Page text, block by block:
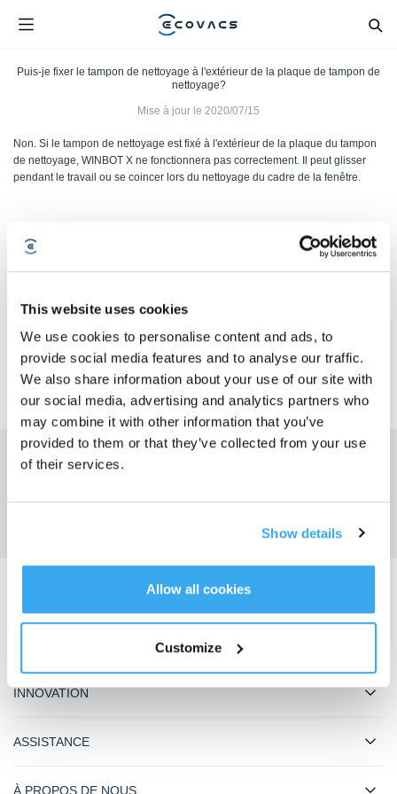
This website uses cookies
We use cookies to personalise content and ads, to
provide social media features and to analyse our traffic.
We also share information about your use of our site with
our social media, advertising and analytics partners who
may combine it with other information that you’ve
provided to them or that they’ve collected from your use
of their services.
Show details
Allow all cookies
Customize
Puis-je fixer le tampon de nettoyage à l'extérieur de la plaque de tampon de
nettoyage?
Mise à jour le 2020/07/15
Non. Si le tampon de nettoyage est fixé à l'extérieur de la plaque du tampon
de nettoyage, WINBOT X ne fonctionnera pas correctement. Il peut glisser
pendant le travail ou se coincer lors du nettoyage du cadre de la fenêtre.
Obtenez les dernières nouvelles d'ECOVACS
INNOVATION
ASSISTANCE
À PROPOS DE NOUS